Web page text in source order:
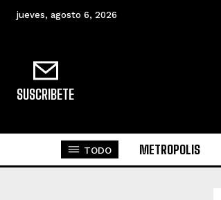
jueves, agosto 6, 2026
SUSCRIBETE
TODO METROPOLIS